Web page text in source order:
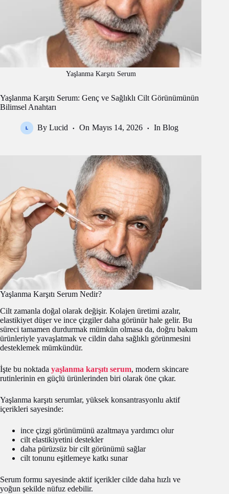
Yaşlanma Karşıtı Serum
Yaşlanma Karşıtı Serum: Genç ve Sağlıklı Cilt Görünümünün
Bilimsel Anahtarı
By Lucid On Mayıs 14, 2026 In Blog
Yaşlanma Karşıtı Serum Nedir?
Cilt zamanla doğal olarak değişir. Kolajen üretimi azalır,
elastikiyet düşer ve ince çizgiler daha görünür hale gelir. Bu
süreci tamamen durdurmak mümkün olmasa da, doğru bakım
ürünleriyle yavaşlatmak ve cildin daha sağlıklı görünmesini
desteklemek mümkündür.
İşte bu noktada yaşlanma karşıtı serum, modern skincare
rutinlerinin en güçlü ürünlerinden biri olarak öne çıkar.
Yaşlanma karşıtı serumlar, yüksek konsantrasyonlu aktif
içerikleri sayesinde:
ince çizgi görünümünü azaltmaya yardımcı olur
cilt elastikiyetini destekler
daha pürüzsüz bir cilt görünümü sağlar
cilt tonunu eşitlemeye katkı sunar
Serum formu sayesinde aktif içerikler cilde daha hızlı ve
yoğun şekilde nüfuz edebilir.